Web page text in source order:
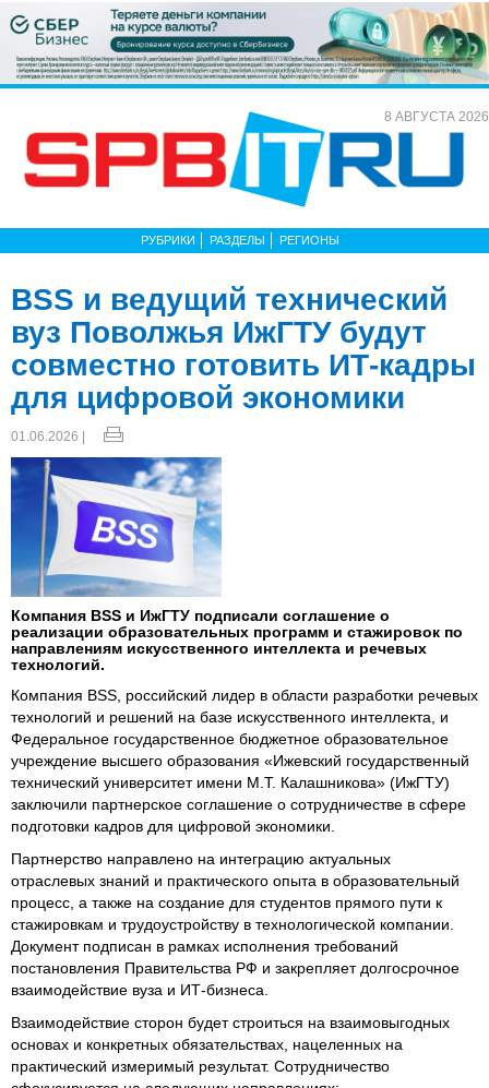
8 АВГУСТА 2026
РУБРИКИ РАЗДЕЛЫ РЕГИОНЫ
BSS и ведущий технический
вуз Поволжья ИжГТУ будут
совместно готовить ИТ-кадры
для цифровой экономики
01.06.2026 |
Компания BSS и ИжГТУ подписали соглашение о
реализации образовательных программ и стажировок по
направлениям искусственного интеллекта и речевых
технологий.
Компания BSS, российский лидер в области разработки речевых
технологий и решений на базе искусственного интеллекта, и
Федеральное государственное бюджетное образовательное
учреждение высшего образования «Ижевский государственный
технический университет имени М.Т. Калашникова» (ИжГТУ)
заключили партнерское соглашение о сотрудничестве в сфере
подготовки кадров для цифровой экономики.
Партнерство направлено на интеграцию актуальных
отраслевых знаний и практического опыта в образовательный
процесс, а также на создание для студентов прямого пути к
стажировкам и трудоустройству в технологической компании.
Документ подписан в рамках исполнения требований
постановления Правительства РФ и закрепляет долгосрочное
взаимодействие вуза и ИТ-бизнеса.
Взаимодействие сторон будет строиться на взаимовыгодных
основах и конкретных обязательствах, нацеленных на
практический измеримый результат. Сотрудничество